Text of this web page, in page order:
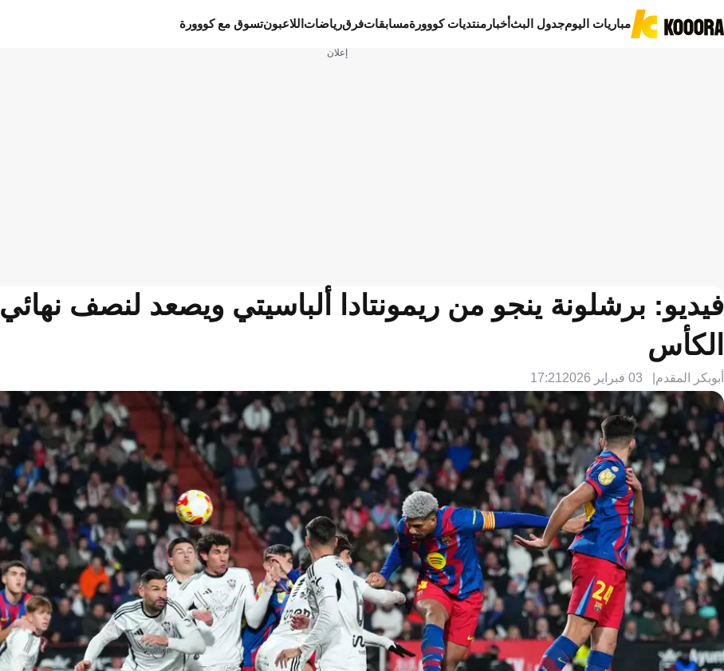
مباريات اليومجدول البثأخبار منتديات كووورةمسابقاتفرقرياضات اللاعبونتسوق مع كووورة
إعلان
فيديو: برشلونة ينجو من ريمونتادا ألباسيتي ويصعد لنصف نهائي
الكأس
أبوبكر المقدم 03 فبراير 2026 17:21